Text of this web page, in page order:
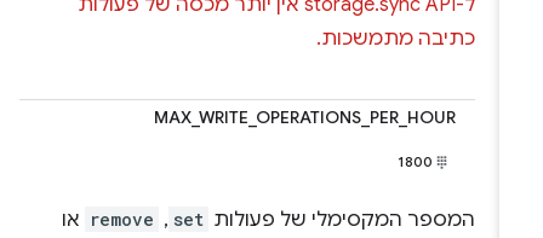
ל-API‏ storage.sync אין יותר מכסה של פעולות
כתיבה מתמשכות.
MAX_WRITE_OPERATIONS_PER_HOUR
1800
המספר המקסימלי של פעולות set
,
remove או